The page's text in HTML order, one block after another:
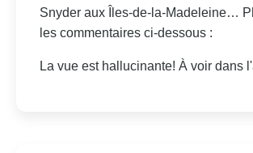
Snyder aux Îles-de-la-Madeleine…
les commentaires ci-dessous :
La vue est hallucinante! À voir dans